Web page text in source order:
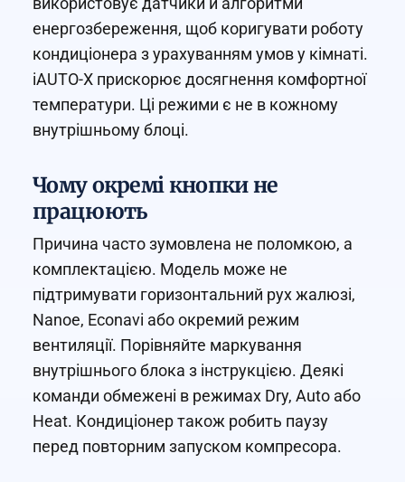
енергозбереження, щоб коригувати роботу
кондиціонера з урахуванням умов у кімнаті.
iAUTO-X прискорює досягнення комфортної
температури. Ці режими є не в кожному
внутрішньому блоці.
Чому окремі кнопки не
працюють
Причина часто зумовлена не поломкою, а
комплектацією. Модель може не
підтримувати горизонтальний рух жалюзі,
Nanoe, Econavi або окремий режим
вентиляції. Порівняйте маркування
внутрішнього блока з інструкцією. Деякі
команди обмежені в режимах Dry, Auto або
Heat. Кондиціонер також робить паузу
перед повторним запуском компресора.